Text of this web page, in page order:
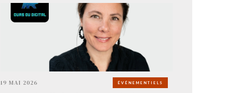
19 MAI 2026 ÉVÉNEMENTIELS